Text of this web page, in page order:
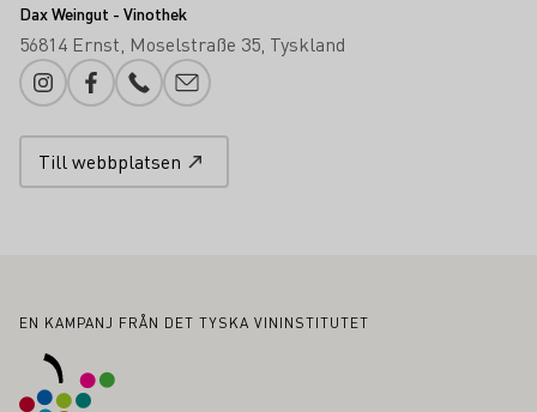
Dax Weingut - Vinothek
56814 Ernst Moselstraße 35 Tyskland
InstagramFacebookTelefonnummer
Lägg till e-post
Till webbplatsen
Sidfot
EN KAMPANJ FRÅN DET TYSKA VININSTITUTET